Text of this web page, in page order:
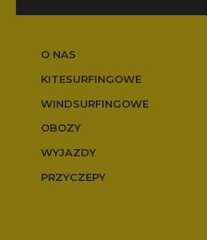
O NAS
KITESURFINGOWE
WINDSURFINGOWE
OBOZY
WYJAZDY
PRZYCZEPY